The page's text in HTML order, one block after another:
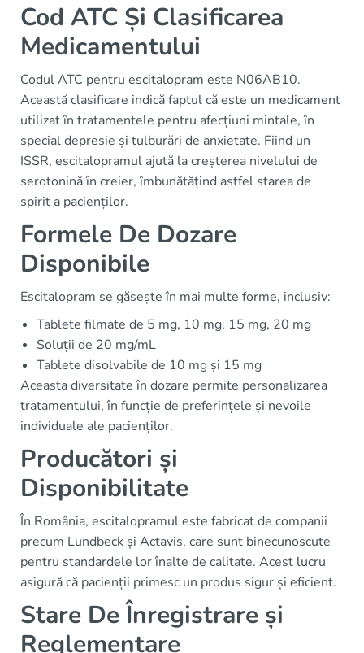
Cod ATC Și Clasificarea
Medicamentului
Codul ATC pentru escitalopram este N06AB10.
Această clasificare indică faptul că este un medicament
utilizat în tratamentele pentru afecțiuni mintale, în
special depresie și tulburări de anxietate. Fiind un
ISSR, escitalopramul ajută la creșterea nivelului de
serotonină în creier, îmbunătățind astfel starea de
spirit a pacienților.
Formele De Dozare
Disponibile
Escitalopram se găsește în mai multe forme, inclusiv:
Tablete filmate de 5 mg, 10 mg, 15 mg, 20 mg
Soluții de 20 mg/mL
Tablete disolvabile de 10 mg și 15 mg
Aceasta diversitate în dozare permite personalizarea
tratamentului, în funcție de preferințele și nevoile
individuale ale pacienților.
Producători și
Disponibilitate
În România, escitalopramul este fabricat de companii
precum Lundbeck și Actavis, care sunt binecunoscute
pentru standardele lor înalte de calitate. Acest lucru
asigură că pacienții primesc un produs sigur și eficient.
Stare De Înregistrare și
Reglementare